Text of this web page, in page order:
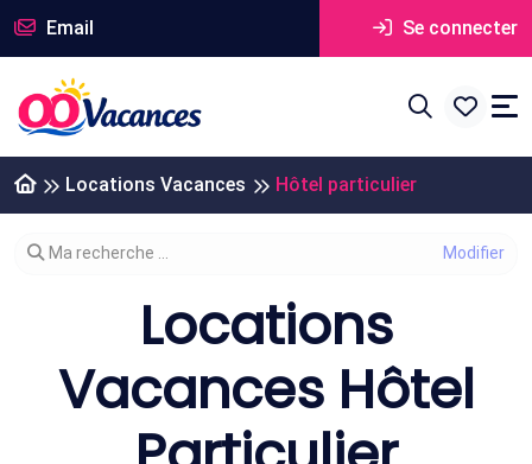
Email Se connecter
Locations Vacances Hôtel particulier
Modifier votre recherche
Ma recherche ...
Locations
Vacances Hôtel